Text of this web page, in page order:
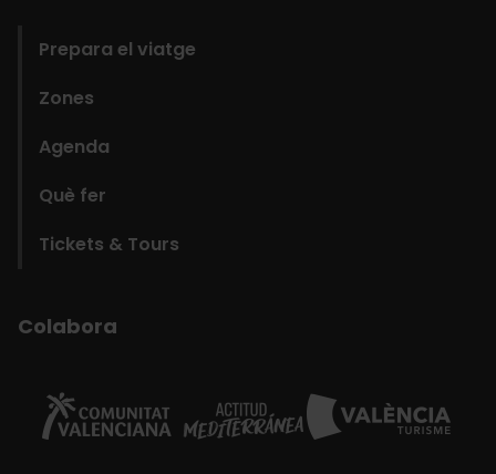
Prepara el viatge
Zones
Agenda
Què fer
Tickets & Tours
Colabora